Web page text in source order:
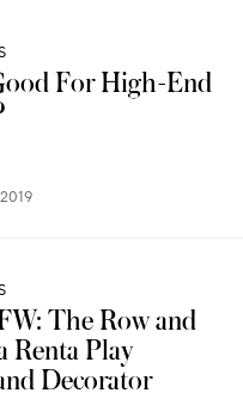
For High-End
The Row and
Renta Play
Decorator